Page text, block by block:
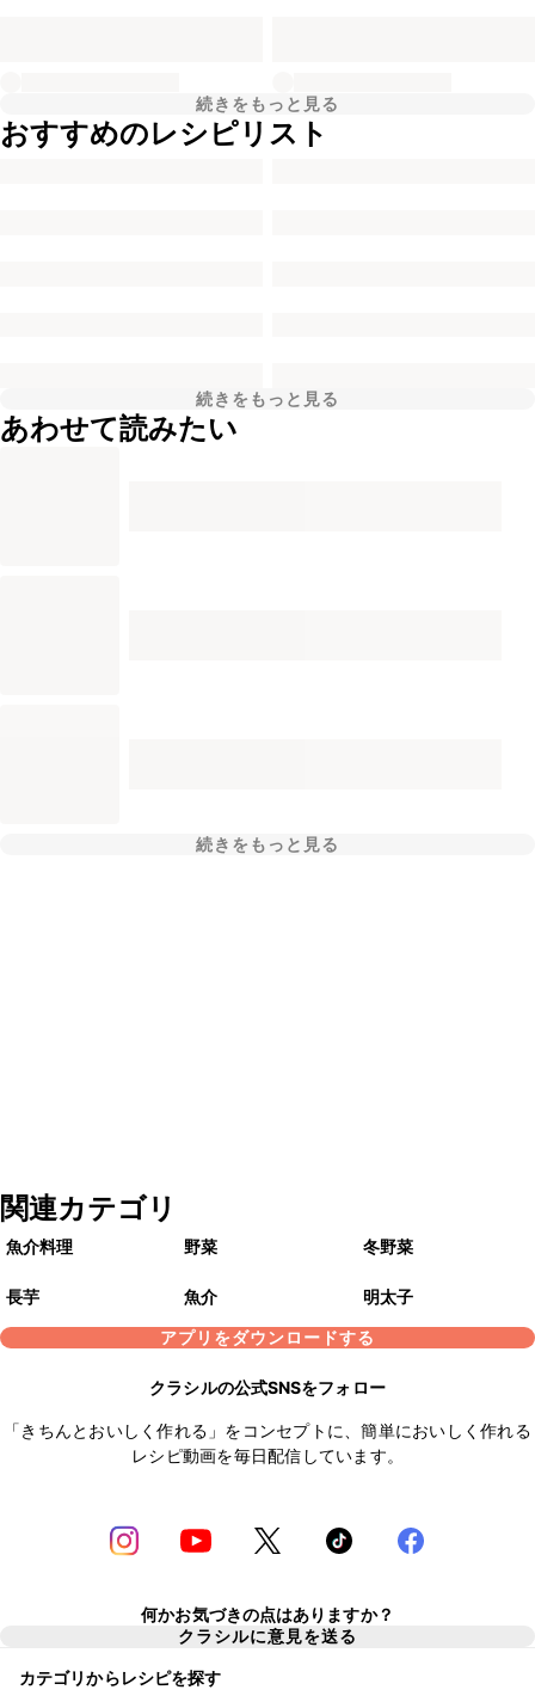
続きをもっと見る
おすすめのレシピリスト
続きをもっと見る
あわせて読みたい
続きをもっと見る
関連カテゴリ
魚介料理 野菜 冬野菜
長芋 魚介
明太子
アプリをダウンロードする
クラシルの公式SNSをフォロー
「きちんとおいしく作れる」をコンセプトに、簡単においしく作れる
レシピ動画を毎日配信しています。
何かお気づきの点はありますか？
クラシルに意見を送る
カテゴリからレシピを探す